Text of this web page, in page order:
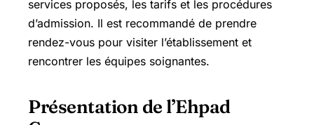
services proposés, les tarifs et les procédures
d’admission. Il est recommandé de prendre
rendez-vous pour visiter l’établissement et
rencontrer les équipes soignantes.
Présentation de l’Ehpad